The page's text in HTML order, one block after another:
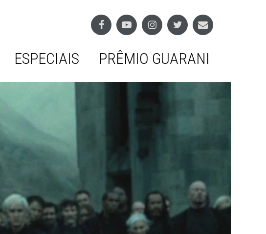
ESPECIAIS PRÊMIO GUARANI